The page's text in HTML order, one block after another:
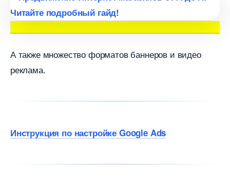
А также множество форматов баннеров и видео
реклама.
Инструкция по настройке Google Ads